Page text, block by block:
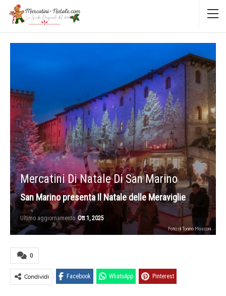
Mercatini Di Natale Di San Marino
San Marino presenta Il Natale delle Meraviglie
Ultimo aggiornamentoOtt 1, 2025
Foto di Tonino Mosconi
0
Condividi Facebook WhatsApp Pinterest